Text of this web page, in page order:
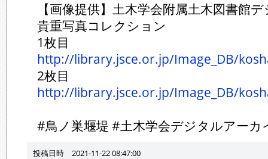
【画像提供】土木学会附属土木図書館
貴重写真コレクション
1枚目
http://library.jsce.or.jp/Image_DB/
2枚目
http://library.jsce.or.jp/Image_DB/
#鳥ノ巣堰堤 #土木学会デジタルアー
投稿日時 2021-11-22 08:47:00